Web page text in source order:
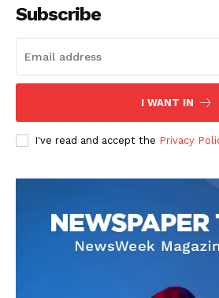
Subscribe
I WANT IN
I've read and accept the Privacy